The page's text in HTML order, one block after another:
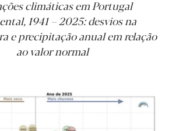
climáticas em Portugal
1941 – 2025: desvios na
e precipitação anual em relação
ao valor normal